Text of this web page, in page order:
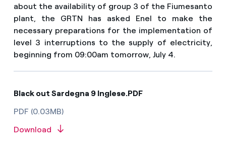
about the availability of group 3 of the Fiumesanto
plant, the GRTN has asked Enel to make the
necessary preparations for the implementation of
level 3 interruptions to the supply of electricity,
beginning from 09:00am tomorrow, July 4.
Black out Sardegna 9 Inglese.PDF
PDF (0.03MB)
Download